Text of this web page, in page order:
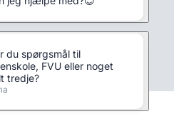
og have et frirum en